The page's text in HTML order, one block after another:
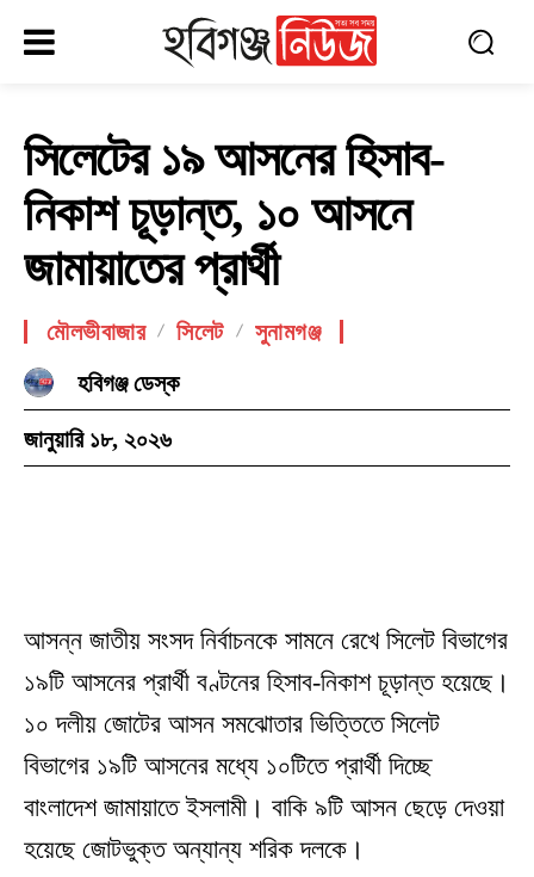
সিলেটের ১৯ আসনের হিসাব-
নিকাশ চূড়ান্ত, ১০ আসনে
জামায়াতের প্রার্থী
মৌলভীবাজার সিলেট
সুনামগঞ্জ
হবিগঞ্জ ডেস্ক
জানুয়ারি ১৮, ২০২৬
আসন্ন জাতীয় সংসদ নির্বাচনকে সামনে রেখে সিলেট বিভাগের
১৯টি আসনের প্রার্থী বণ্টনের হিসাব-নিকাশ চূড়ান্ত হয়েছে।
১০ দলীয় জোটের আসন সমঝোতার ভিত্তিতে সিলেট
বিভাগের ১৯টি আসনের মধ্যে ১০টিতে প্রার্থী দিচ্ছে
বাংলাদেশ জামায়াতে ইসলামী। বাকি ৯টি আসন ছেড়ে দেওয়া
হয়েছে জোটভুক্ত অন্যান্য শরিক দলকে।